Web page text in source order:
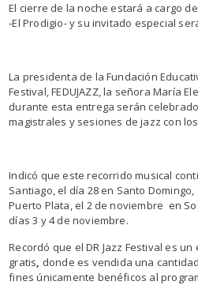
El cierre de la noche estará a cargo
-El Prodigio- y su invitado especial
La presidenta de la Fundación
Festival, FEDUJAZZ, la señora María
durante esta entrega serán
magistrales y sesiones de jazz con
Indicó que este recorrido musical
Santiago, el día 28 en Santo
Puerto Plata, el 2 de noviembre en
días 3 y 4 de noviembre.
Recordó que el DR Jazz Festival es un
gratis, donde es vendida una
fines únicamente benéficos al